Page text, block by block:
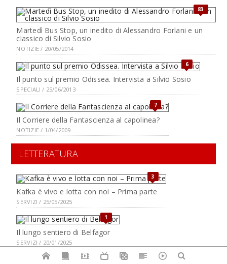
83
Martedì Bus Stop, un inedito di Alessandro Forlani e un
classico di Silvio Sosio
NOTIZIE / 20/05/2014
6
Il punto sul premio Odissea. Intervista a Silvio Sosio
SPECIALI / 25/06/2013
7
Il Corriere della Fantascienza al capolinea?
NOTIZIE / 1/04/2009
LETTERATURA
3
Kafka è vivo e lotta con noi – Prima parte
SERVIZI / 25/05/2025
1
Il lungo sentiero di Belfagor
SERVIZI / 20/01/2025